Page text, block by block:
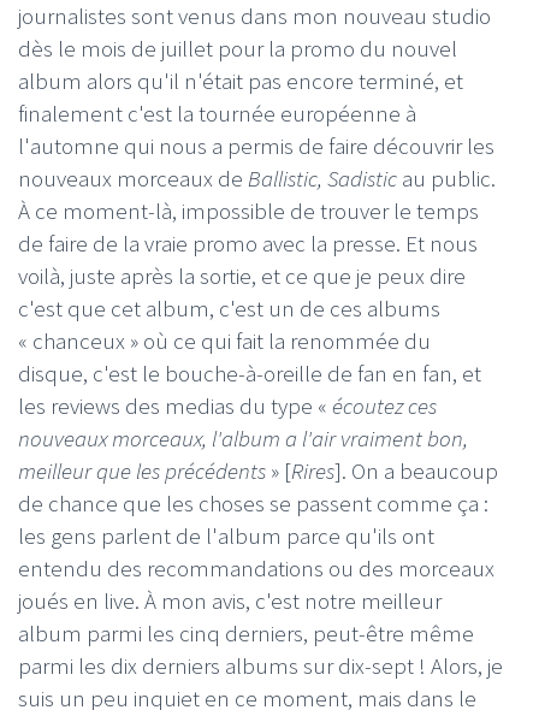
journalistes sont venus dans mon nouveau studio
dès le mois de juillet pour la promo du nouvel
album alors qu'il n'était pas encore terminé, et
finalement c'est la tournée européenne à
l'automne qui nous a permis de faire découvrir les
nouveaux morceaux de Ballistic, Sadistic au public.
À ce moment-là, impossible de trouver le temps
de faire de la vraie promo avec la presse. Et nous
voilà, juste après la sortie, et ce que je peux dire
c'est que cet album, c'est un de ces albums
« chanceux » où ce qui fait la renommée du
disque, c'est le bouche-à-oreille de fan en fan, et
les reviews des medias du type « écoutez ces
nouveaux morceaux, l'album a l'air vraiment bon,
meilleur que les précédents » [Rires]. On a beaucoup
de chance que les choses se passent comme ça :
les gens parlent de l'album parce qu'ils ont
entendu des recommandations ou des morceaux
joués en live. À mon avis, c'est notre meilleur
album parmi les cinq derniers, peut-être même
parmi les dix derniers albums sur dix-sept ! Alors, je
suis un peu inquiet en ce moment, mais dans le